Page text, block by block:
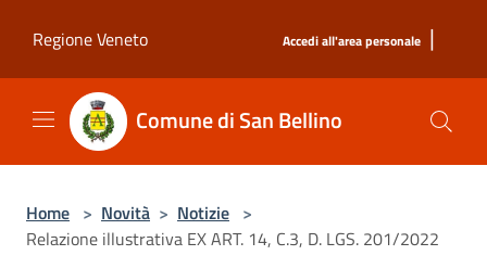
Regione Veneto
Accedi all'area personale |
Comune di San Bellino
Home > Novità > Notizie >
Relazione illustrativa EX ART. 14, C.3, D. LGS. 201/2022